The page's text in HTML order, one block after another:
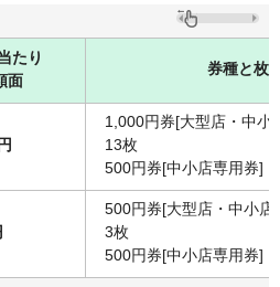
たり
面
券種と枚
1,000円券[大型店・中小
13枚
500円券[中小店専用券]
500円券[大型店・中小店
3枚
500円券[中小店専用券]